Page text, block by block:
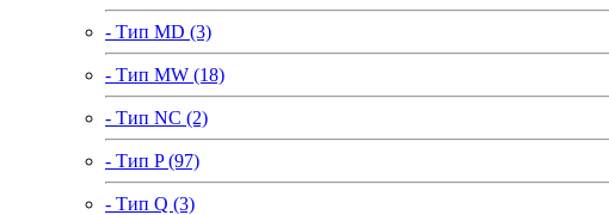
- Тип MD (3)
- Тип MW (18)
- Тип NC (2)
- Тип P (97)
- Тип Q (3)